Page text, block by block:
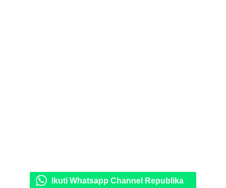
Ikuti Whatsapp Channel Republika